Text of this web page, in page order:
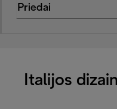
Priedai
Italijos